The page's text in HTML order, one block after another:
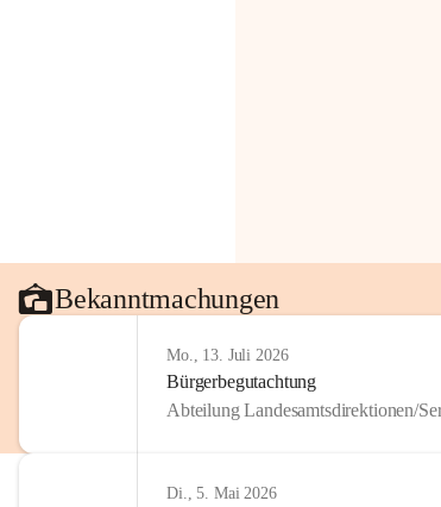
Bekanntmachungen
Mo., 13. Juli 2026
Bürgerbegutachtung
Abteilung Landesamtsdirektionen/
Di., 5. Mai 2026